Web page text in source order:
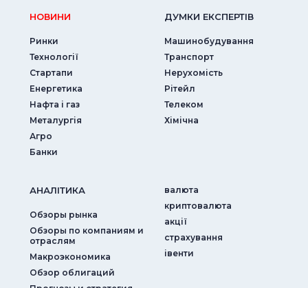
НОВИНИ
Ринки
Технології
Стартапи
Енергетика
Нафта і газ
Металургія
Агро
Банки
ДУМКИ ЕКСПЕРТIВ
Машинобудування
Транспорт
Нерухомість
Рітейл
Телеком
Хімічна
АНАЛIТИКА
Обзоры рынка
Обзоры по компаниям и
отраслям
Макроэкономика
Обзор облигаций
валюта
криптовалюта
акції
страхування
iвенти